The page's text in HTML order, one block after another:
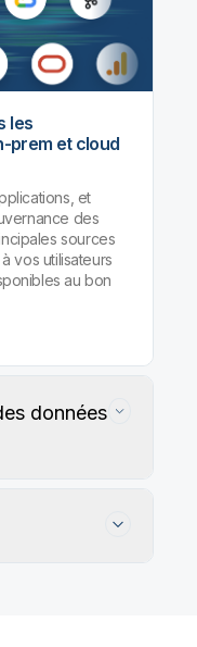
les
prem et cloud
et
des
sources
vos utilisateurs
au bon
données